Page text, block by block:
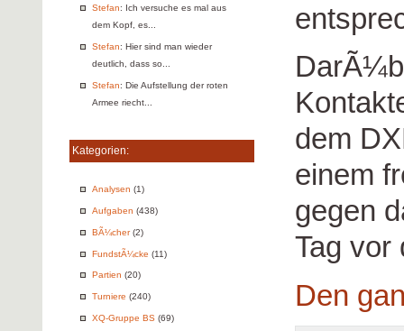
Stefan: Ich versuche es mal aus
dem Kopf, es...
Stefan: Hier sind man wieder
deutlich, dass so...
Stefan: Die Aufstellung der roten
Armee riecht...
Kategorien:
Analysen (1)
Aufgaben (438)
BÃ¼cher(2)
FundstÃ¼cke (11)
Partien (20)
Turniere (240)
XQ-Gruppe BS (69)
dem
einem
gegen
Tag vor
Den